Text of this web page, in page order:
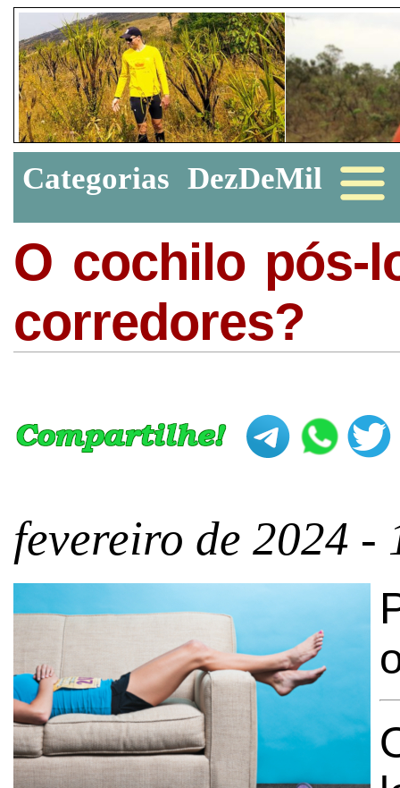
Categorias DezDeMil
O cochilo pós-
corredores?
fevereiro de 2024 -